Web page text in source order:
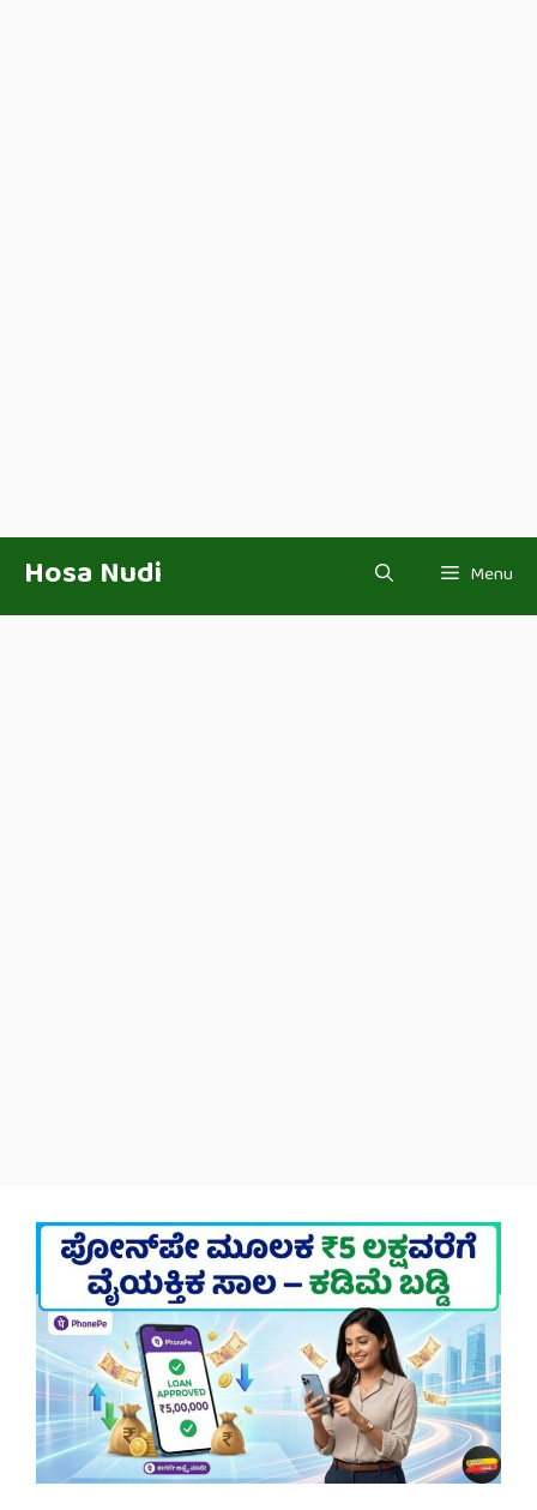
content
Hosa Nudi Menu